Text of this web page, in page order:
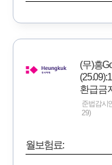
(무)흥
환급금
준법감시
29)
월보험료: